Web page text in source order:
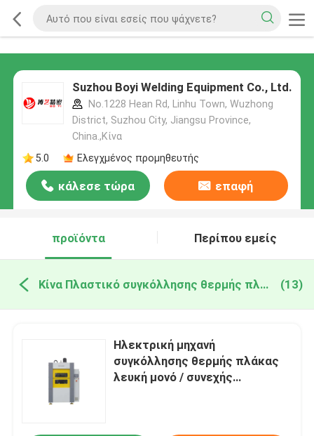
Suzhou Boyi Welding Equipment Co., Ltd.
No.1228 Hean Rd, Linhu Town, Wuzhong
District, Suzhou City, Jiangsu Province,
China.,Κίνα
5.0
Ελεγχμένος προμηθευτής
κάλεσε τώρα επαφή
προϊόντα Περίπου εμείς
Κίνα Πλαστικό συγκόλλησης θερμής πλάκας (13)
Ηλεκτρική μηχανή
συγκόλλησης θερμής πλάκας
λευκή μονό / συνεχής